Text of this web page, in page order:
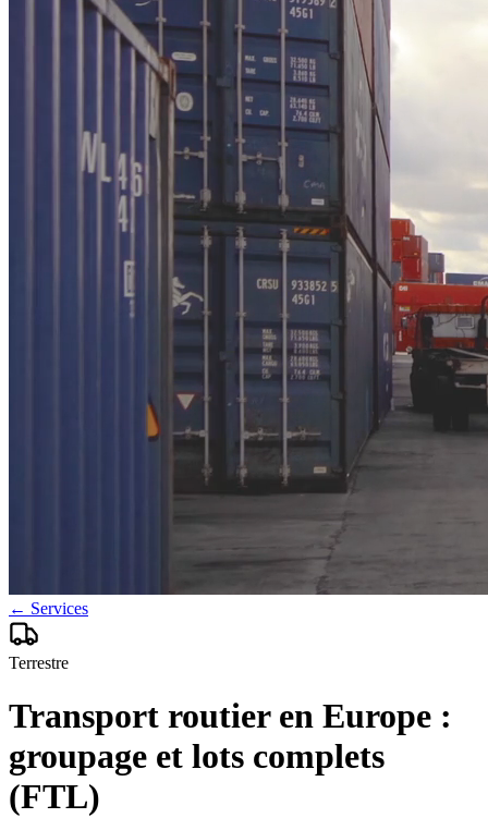
← Services
Terrestre
Transport routier en Europe :
groupage et lots complets
(FTL)